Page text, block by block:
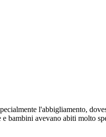
l'abbigliamento,
e bambini avevano abiti molto